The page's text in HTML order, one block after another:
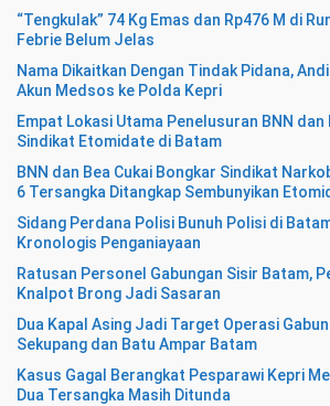
“Tengkulak” 74 Kg Emas dan Rp476 M di
Febrie Belum Jelas
Nama Dikaitkan Dengan Tindak Pidana,
Akun Medsos ke Polda Kepri
Empat Lokasi Utama Penelusuran BNN dan
Sindikat Etomidate di Batam
BNN dan Bea Cukai Bongkar Sindikat
6 Tersangka Ditangkap Sembunyikan
Sidang Perdana Polisi Bunuh Polisi di
Kronologis Penganiayaan
Ratusan Personel Gabungan Sisir Batam,
Knalpot Brong Jadi Sasaran
Dua Kapal Asing Jadi Target Operasi
Sekupang dan Batu Ampar Batam
Kasus Gagal Berangkat Pesparawi Kepri
Dua Tersangka Masih Ditunda